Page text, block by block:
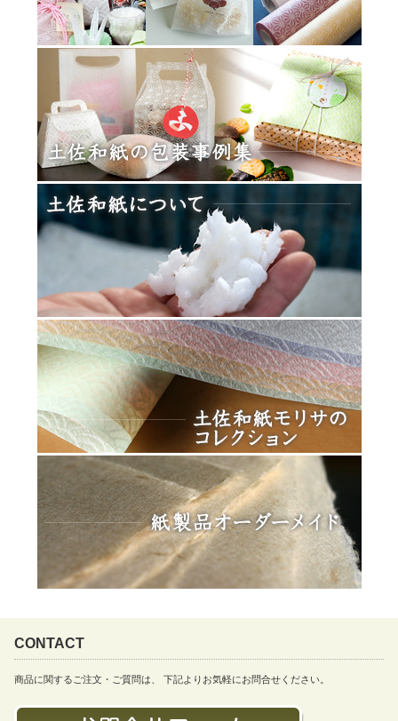
CONTACT
商品に関するご注文・ご質問は、 下記よりお気軽にお問合せください。